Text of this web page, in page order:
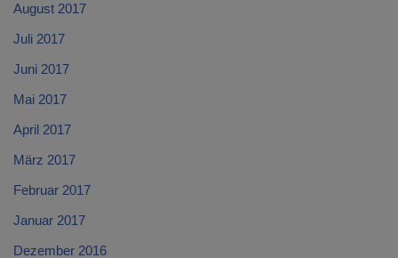
August 2017
Juli 2017
Juni 2017
Mai 2017
April 2017
März 2017
Februar 2017
Januar 2017
Dezember 2016